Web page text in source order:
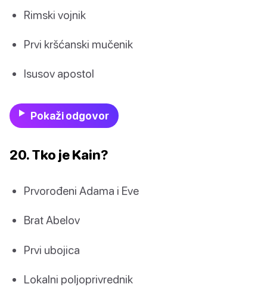
Rimski vojnik
Prvi kršćanski mučenik
Isusov apostol
Pokaži odgovor
20. Tko je Kain?
Prvorođeni Adama i Eve
Brat Abelov
Prvi ubojica
Lokalni poljoprivrednik